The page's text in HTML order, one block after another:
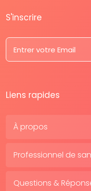
S'inscrire
Liens rapides
À propos
Professionnel de
Questions &